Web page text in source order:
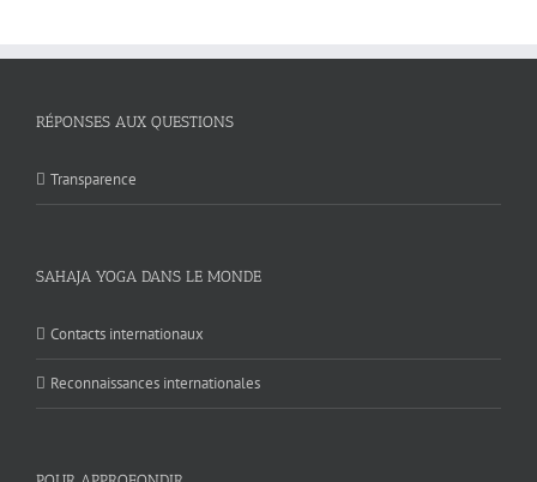
RÉPONSES AUX QUESTIONS
Transparence
SAHAJA YOGA DANS LE MONDE
Contacts internationaux
Reconnaissances internationales